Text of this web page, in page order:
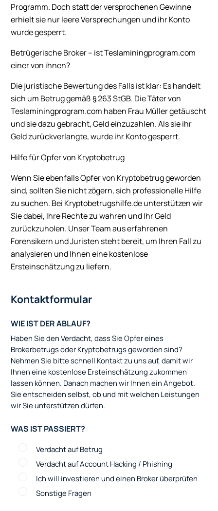
Programm. Doch statt der versprochenen Gewinne
erhielt sie nur leere Versprechungen und ihr Konto
wurde gesperrt.
Betrügerische Broker – ist Teslaminingprogram.com
einer von ihnen?
Die juristische Bewertung des Falls ist klar: Es handelt
sich um Betrug gemäß § 263 StGB. Die Täter von
Teslaminingprogram.com haben Frau Müller getäuscht
und sie dazu gebracht, Geld einzuzahlen. Als sie ihr
Geld zurückverlangte, wurde ihr Konto gesperrt.
Hilfe für Opfer von Kryptobetrug
Wenn Sie ebenfalls Opfer von Kryptobetrug geworden
sind, sollten Sie nicht zögern, sich professionelle Hilfe
zu suchen. Bei Kryptobetrugshilfe.de unterstützen wir
Sie dabei, Ihre Rechte zu wahren und Ihr Geld
zurückzuholen. Unser Team aus erfahrenen
Forensikern und Juristen steht bereit, um Ihren Fall zu
analysieren und Ihnen eine kostenlose
Ersteinschätzung zu liefern.
Kontaktformular
WIE IST DER ABLAUF?
Haben Sie den Verdacht, dass Sie Opfer eines
Brokerbetrugs oder Kryptobetrugs geworden sind?
Nehmen Sie bitte schnell Kontakt zu uns auf, damit wir
Ihnen eine kostenlose Ersteinschätzung zukommen
lassen können. Danach machen wir Ihnen ein Angebot.
Sie entscheiden selbst, ob und mit welchen Leistungen
wir Sie unterstützen dürfen.
WAS IST PASSIERT?
Verdacht auf Betrug
Verdacht auf Account Hacking / Phishing
Ich will investieren und einen Broker überprüfen
Sonstige Fragen